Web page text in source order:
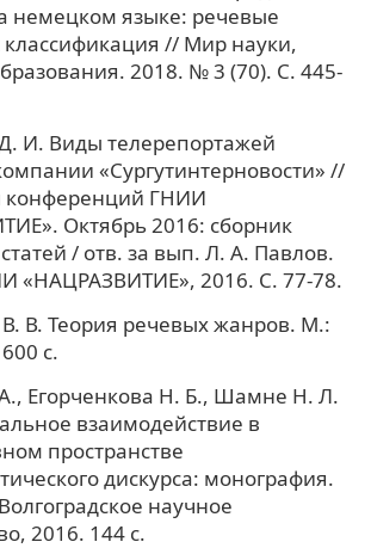
немецком языке: речевые
// Мир науки,
2018. № 3 (70). С. 445-
И. Виды телерепортажей
«Сургутинтерновости» //
конференций ГНИИ
Октябрь 2016: сборник
/ отв. за вып. Л. А. Павлов.
«НАЦРАЗВИТИЕ», 2016. С. 77-78.
В. Теория речевых жанров. М.:
с.
Егорченкова Н. Б., Шамне Н. Л.
взаимодействие в
пространстве
дискурса: монография.
научное
2016. 144 с.